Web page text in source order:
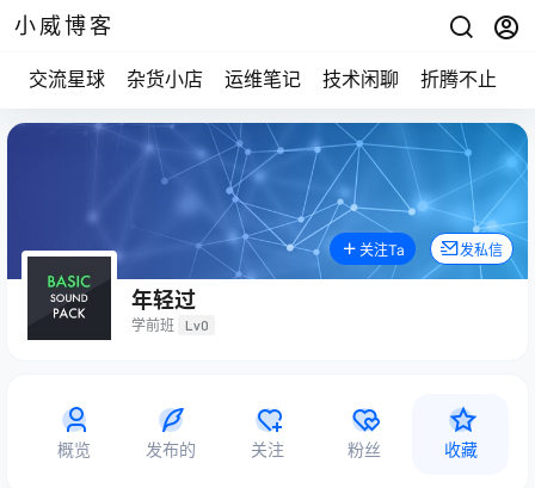
小威博客
交流星球 杂货小店 运维笔记 技术闲聊 折腾不止
年轻过
学前班 Lv0
关注Ta 发私信
概览 发布的 关注 粉丝 收藏